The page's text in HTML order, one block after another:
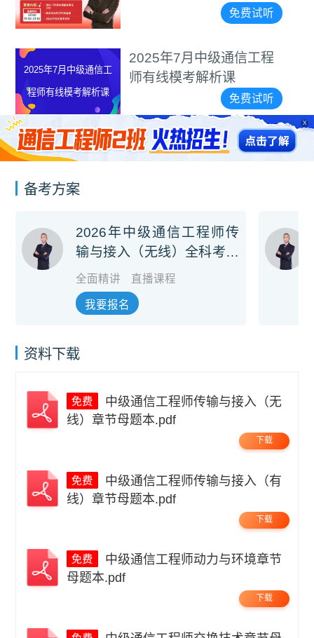
免费试听
2025年7月中级通信工程
师有线模考解析课
免费试听
程师无线模考解析课
2025年7月中级通信工
程师互联网技术模考
解析课
X
备考方案
2026年中级通信工程师传
输与接入（无线）全科考前
冲刺班
全面精讲 直播课程
我要报名
资料下载
线）章节母题本.pdf
下载
线）章节母题本.pdf
下载
母题本.pdf
下载